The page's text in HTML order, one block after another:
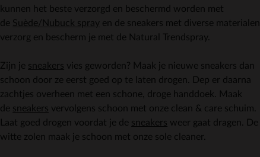
kunnen het beste verzorgd en beschermd worden met
de Suède/Nubuck spray en de sneakers met diverse materialen
verzorg en bescherm je met de Natural Trendspray.
Zijn je sneakers vies geworden? Maak je nieuwe sneakers dan
schoon door ze eerst goed op te laten drogen. Dep er daarna
zachtjes overheen met een schone, droge handdoek. Maak
de sneakers vervolgens schoon met onze clean & care schuim.
Laat goed drogen voordat je de sneakers weer gaat dragen. De
witte zolen maak je schoon met onze sole cleaner.